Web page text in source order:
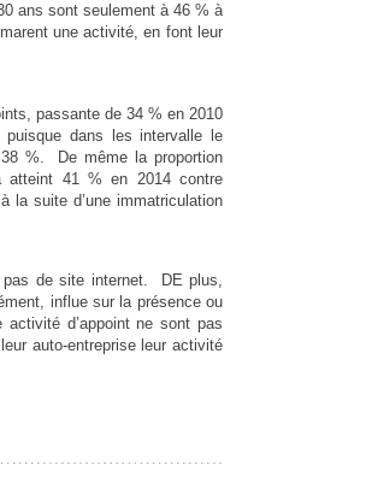
ans sont seulement à 46 % à
une activité, en font leur
passante de 34 % en 2010
dans les intervalle le
38 %. De même la proportion
atteint 41 % en 2014 contre
suite d’une immatriculation
pas de site internet. DE plus,
influe sur la présence ou
d’appoint ne sont pas
auto-entreprise leur activité